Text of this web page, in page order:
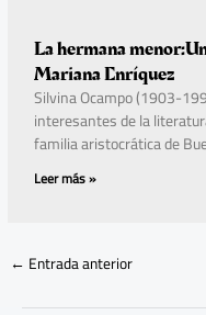
La hermana
Mariana Enríquez
Silvina Ocampo (1903-
interesantes de la
familia aristocrática de
Leer más »
← Entrada anterior